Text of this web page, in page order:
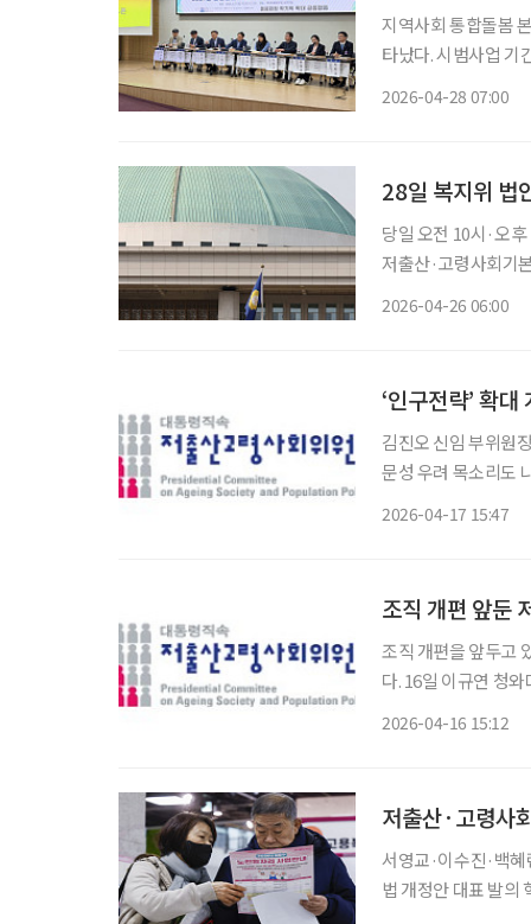
지역사회 통합돌봄
타났다. 시범사업 기
2026-04-28 07:00
28일 복지위 법
당일 오전 10시·오
저출산·고령사회기
2026-04-26 06:00
‘인구전략’ 확
김진오 신임 부위원
문성 우려 목소리도 나와 조직 확대 개편을 앞둔 저출산·고령사회위원회의
2026-04-17 15:47
조직 개편 앞둔
조직 개편을 앞두고
다. 16일 이규연 청와대 홍보소통수석은 브리핑을 열고 김 전 사장의 임명을 발표하면서 “김
2026-04-16 15:12
저출산·고령사
서영교·이수진·백혜
법 개정안 대표 발의